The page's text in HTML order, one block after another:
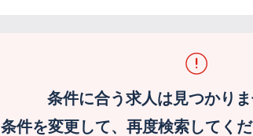
条件に合う求人は見つかりま
条件を変更して、再度検索してくだ